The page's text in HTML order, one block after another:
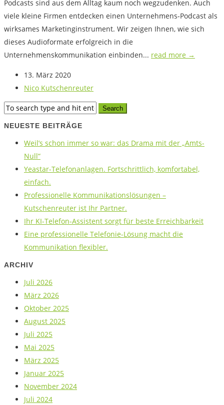
Podcasts sind aus dem Alltag kaum noch wegzudenken. Auch
viele kleine Firmen entdecken einen Unternehmens-Podcast als
wirksames Marketinginstrument. Wir zeigen Ihnen, wie sich
dieses Audioformate erfolgreich in die
Unternehmenskommunikation einbinden... read more →
13. März 2020
Nico Kutschenreuter
NEUESTE BEITRÄGE
Weil’s schon immer so war: das Drama mit der „Amts-
Null“
Yeastar-Telefonanlagen. Fortschrittlich, komfortabel,
einfach.
Professionelle Kommunikationslösungen –
Kutschenreuter ist Ihr Partner.
Ihr KI-Telefon-Assistent sorgt für beste Erreichbarkeit
Eine professionelle Telefonie-Lösung macht die
Kommunikation flexibler.
ARCHIV
Juli 2026
März 2026
Oktober 2025
August 2025
Juli 2025
Mai 2025
März 2025
Januar 2025
November 2024
Juli 2024